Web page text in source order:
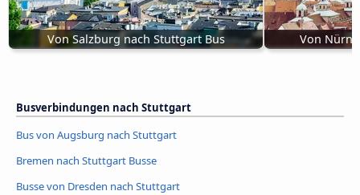
Von Salzburg nach Stuttgart Bus Von
Busverbindungen nach Stuttgart
Bus von Augsburg nach Stuttgart
Bremen nach Stuttgart Busse
Busse von Dresden nach Stuttgart